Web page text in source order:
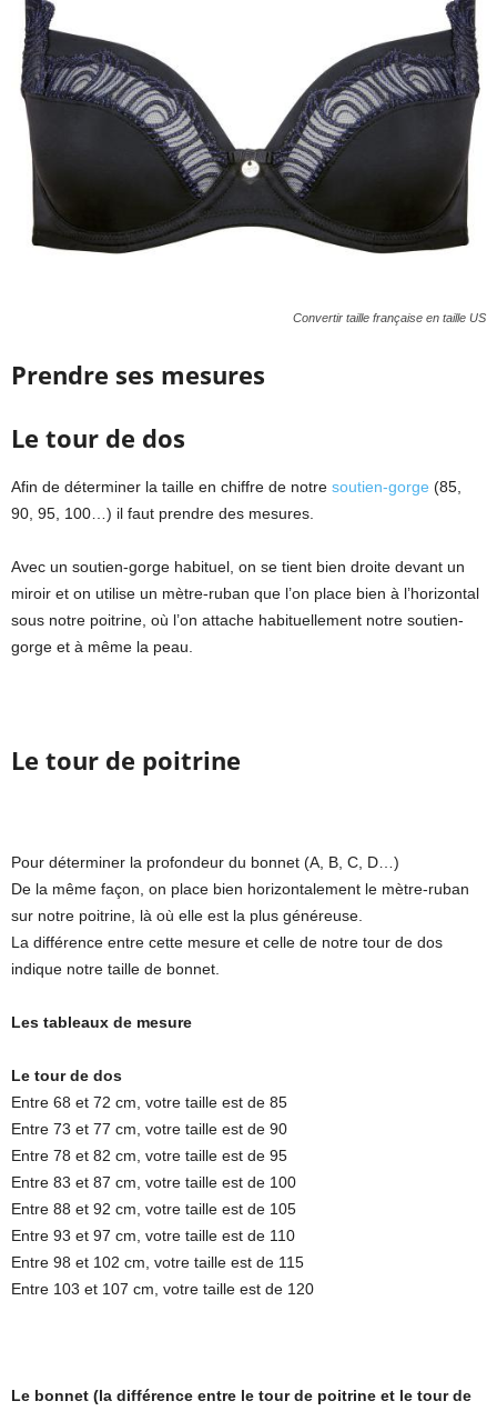
Convertir taille française en taille US
Prendre ses mesures
Le tour de dos
Afin de déterminer la taille en chiffre de notre soutien-gorge (85,
90, 95, 100…) il faut prendre des mesures.
Avec un soutien-gorge habituel, on se tient bien droite devant un
miroir et on utilise un mètre-ruban que l’on place bien à l’horizontal
sous notre poitrine, où l’on attache habituellement notre soutien-
gorge et à même la peau.
Le tour de poitrine
Pour déterminer la profondeur du bonnet (A, B, C, D…)
De la même façon, on place bien horizontalement le mètre-ruban
sur notre poitrine, là où elle est la plus généreuse.
La différence entre cette mesure et celle de notre tour de dos
indique notre taille de bonnet.
Les tableaux de mesure
Le tour de dos
Entre 68 et 72 cm, votre taille est de 85
Entre 73 et 77 cm, votre taille est de 90
Entre 78 et 82 cm, votre taille est de 95
Entre 83 et 87 cm, votre taille est de 100
Entre 88 et 92 cm, votre taille est de 105
Entre 93 et 97 cm, votre taille est de 110
Entre 98 et 102 cm, votre taille est de 115
Entre 103 et 107 cm, votre taille est de 120
Le bonnet (la différence entre le tour de poitrine et le tour de